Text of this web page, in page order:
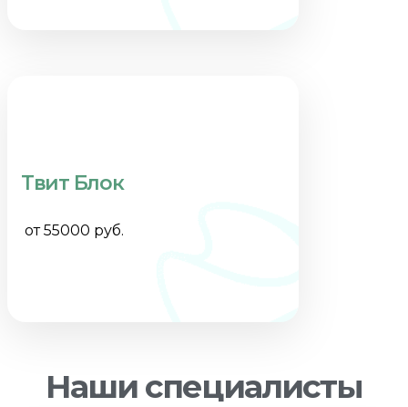
Твит Блок
от 55000 руб.
Наши специалисты